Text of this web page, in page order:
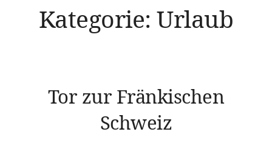
Kategorie:Urlaub
Tor zur Fränkischen
Schweiz